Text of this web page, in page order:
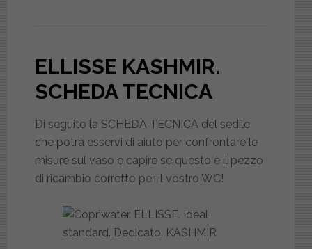
ELLISSE KASHMIR.
SCHEDA TECNICA
Di seguito la SCHEDA TECNICA del sedile
che potrà esservi di aiuto per confrontare le
misure sul vaso e capire se questo è il pezzo
di ricambio corretto per il vostro WC!